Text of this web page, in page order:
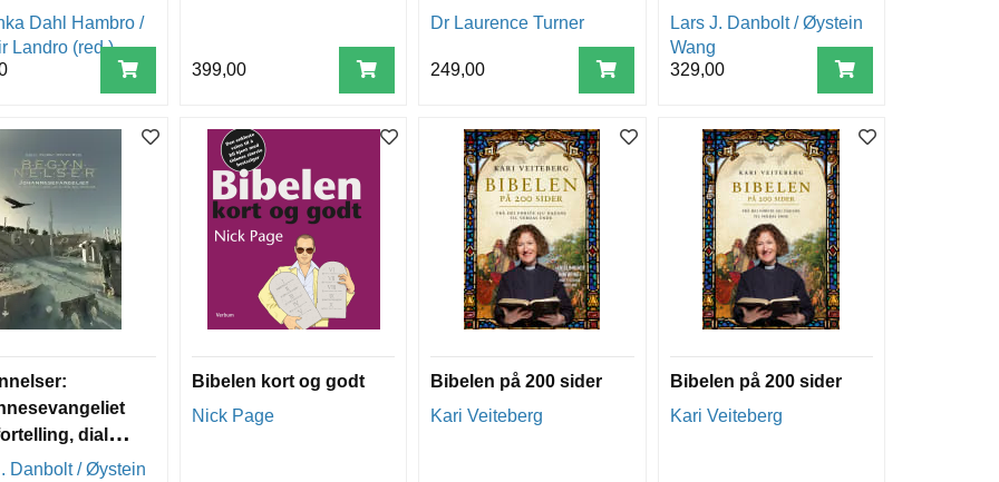
Dahl Hambro /
Landro (red.)
399,00
fortellinger egentlig
Dr Laurence Turner
249,00
og drama - heftet
Lars J. Danbolt / Øystein
Wang
329,00
dialog
-
Danbolt / Øystein
Bibelen kort og godt
Nick Page
Bibelen på 200 sider
Kari Veiteberg
Bibelen på 200 sider
Kari Veiteberg